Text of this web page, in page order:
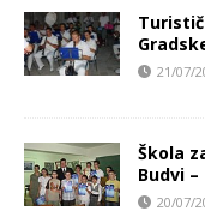
21/07/
Škola
Budvi
20/07/